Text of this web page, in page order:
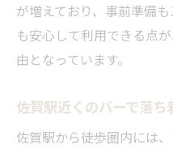
が増えており、事前準備
も安心して利用できる点
由となっています。
佐賀駅近くのバーで落ち
佐賀駅から徒歩圏内には